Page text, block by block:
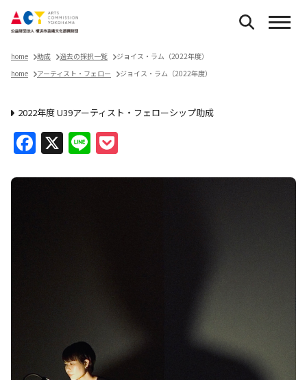
home 助成 過去の採択一覧
ジョイス・ラム（2022年度）
home
アーティスト・フェロー ジョイス・ラム（2022年度）
2022年度 U39アーティスト・フェローシップ助成
Facebook
X Line